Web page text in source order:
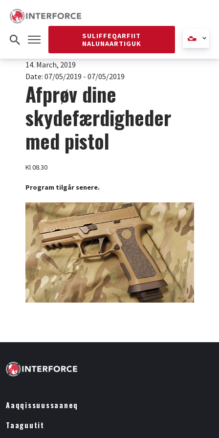
SULIFFEQARFIIT
NALUNAARTIGUK
14. March, 2019
Date: 07/05/2019 - 07/05/2019
Afprøv dine
skydefærdigheder
med pistol
Kl 08.30
Program tilgår senere.
Aaqqissuussaaneq
Taaguutit